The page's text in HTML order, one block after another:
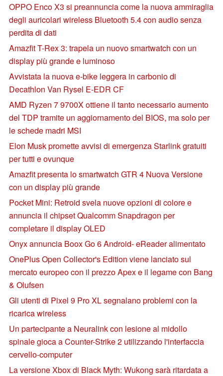
OPPO Enco X3 si preannuncia come la nuova ammiraglia
degli auricolari wireless Bluetooth 5.4 con audio senza
perdita di dati
Amazfit T-Rex 3: trapela un nuovo smartwatch con un
display più grande e luminoso
Avvistata la nuova e-bike leggera in carbonio di
Decathlon Van Rysel E-EDR CF
AMD Ryzen 7 9700X ottiene il tanto necessario aumento
del TDP tramite un aggiornamento del BIOS, ma solo per
le schede madri MSI
Elon Musk promette avvisi di emergenza Starlink gratuiti
per tutti e ovunque
Amazfit presenta lo smartwatch GTR 4 Nuova Versione
con un display più grande
Pocket Mini: Retroid svela nuove opzioni di colore e
annuncia il chipset Qualcomm Snapdragon per
completare il display OLED
Onyx annuncia Boox Go 6 Android- eReader alimentato
OnePlus Open Collector's Edition viene lanciato sul
mercato europeo con il prezzo Apex e il legame con Bang
& Olufsen
Gli utenti di Pixel 9 Pro XL segnalano problemi con la
ricarica wireless
Un partecipante a Neuralink con lesione al midollo
spinale gioca a Counter-Strike 2 utilizzando l'interfaccia
cervello-computer
La versione Xbox di Black Myth: Wukong sarà ritardata a